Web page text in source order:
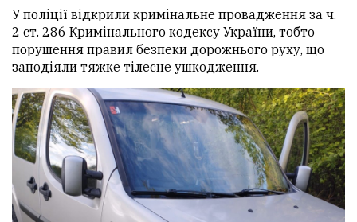
У поліції відкрили кримінальне провадження за ч.
2 ст. 286 Кримінального кодексу України, тобто
порушення правил безпеки дорожнього руху, що
заподіяли тяжке тілесне ушкодження.